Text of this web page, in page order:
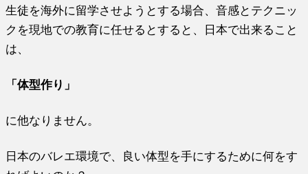
生徒を海外に留学させようとする場合、音感とテクニッ
クを現地での教育に任せるとすると、日本で出来ること
は、
「体型作り」
に他なりません。
日本のバレエ環境で、良い体型を手にするために何をす